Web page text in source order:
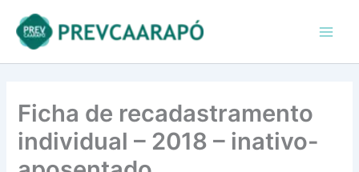
para
conteúdo
Ficha de recadastramento
individual – 2018 – inativo-